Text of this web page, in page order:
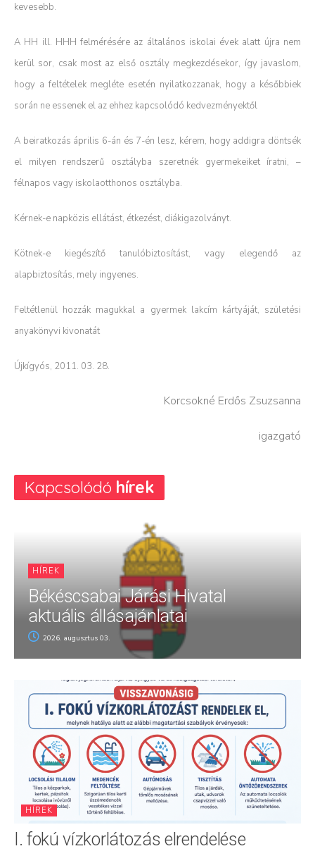
kevesebb.
A HH ill. HHH felmérésére az általános iskolai évek alatt újra nem
kerül sor, csak most az első osztály megkezdésekor, így javaslom,
hogy a feltételek megléte esetén nyilatkozzanak, hogy a későbbiek
során ne essenek el az ehhez kapcsolódó kedvezményektől
A beiratkozás április 6-án és 7-én lesz, kérem, hogy addigra döntsék
el milyen rendszerű osztályba szeretnék gyermekeiket íratni, –
félnapos vagy iskolaotthonos osztályba.
Kérnek-e napközis ellátást, étkezést, diákigazolványt.
Kötnek-e kiegészítő tanulóbiztosítást, vagy elegendő az
alapbiztosítás, mely ingyenes.
Feltétlenül hozzák magukkal a gyermek lakcím kártyáját, születési
anyakönyvi kivonatát
Újkígyós, 2011. 03. 28.
Korcsokné Erdős Zsuzsanna
igazgató
Kapcsolódó hírek
HÍREK
Békéscsabai Járási Hivatal
aktuális állásajánlatai
2026. augusztus 03.
HÍREK
I. fokú vízkorlátozás elrendelése